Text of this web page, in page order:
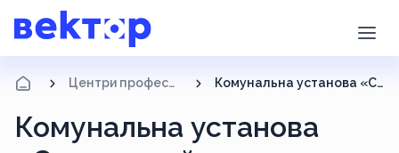
Центри професійного розвитку Комунальна установа «Саратський центр професійного розвитку педагогічних працівників»
Комунальна установа